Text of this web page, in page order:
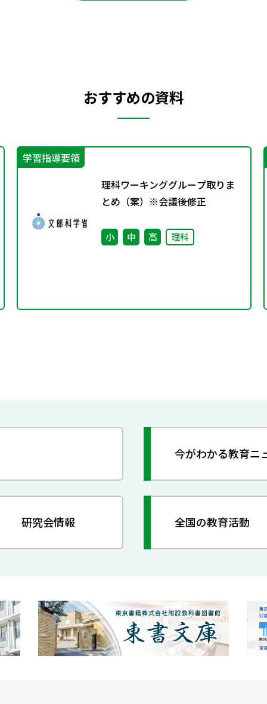
おすすめの資料
学習指導要領
理科ワーキンググループ取りま
とめ（案）※会議後修正
小 中 高 理科
今がわかる教育ニ
研究会情報 全国の教育活動